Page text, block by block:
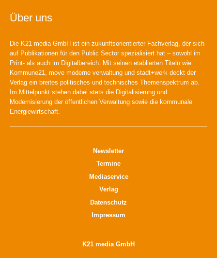
Über uns
Die K21 media GmbH ist ein zukunftsorientierter Fachverlag, der sich
auf Publikationen für den Public Sector spezialisiert hat – sowohl im
Print- als auch im Digitalbereich. Mit seinen etablierten Titeln wie
Kommune21, move moderne verwaltung und stadt+werk deckt der
Verlag ein breites politisches und technisches Themenspektrum ab.
Im Mittelpunkt stehen dabei stets die Digitalisierung und
Modernisierung der öffentlichen Verwaltung sowie die kommunale
Energiewirtschaft.
Newsletter
Termine
Mediaservice
Verlag
Datenschutz
Impressum
K21 media GmbH